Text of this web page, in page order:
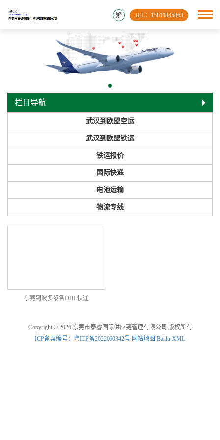
TEL：15811845863
繁
栏目导航
武汉到欧盟空运
武汉到欧盟铁运
铁运报价
国际快递
电池运输
物流专线
东莞到波多黎各DHL快递
Copyright © 2026 东莞市泰睿国际供应链管理有限公司 版权所有
ICP备案编号：粤ICP备2022060342号 网站地图 Baidu XML